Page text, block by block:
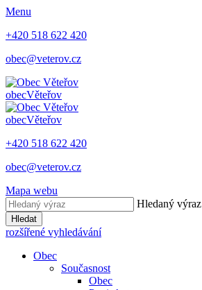
Menu
+420 518 622 420
obec@veterov.cz
obecVěteřov
obecVěteřov
+420 518 622 420
obec@veterov.cz
Mapa webu
Hledaný výraz
Hledat
rozšířené vyhledávání
Obec
Současnost
Obec